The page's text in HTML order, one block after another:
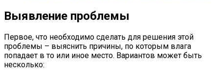
Выявление проблемы
Первое, что необходимо сделать для решения этой
проблемы – выяснить причины, по которым влага
попадает в то или иное место. Вариантов может быть
несколько: